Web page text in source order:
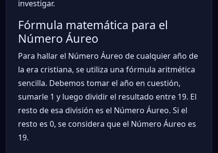
investigar.
Fórmula matemática para el
Número Áureo
Para hallar el Número Áureo de cualquier año de
la era cristiana, se utiliza una fórmula aritmética
sencilla. Debemos tomar el año en cuestión,
sumarle 1 y luego dividir el resultado entre 19. El
resto de esa división es el Número Áureo. Si el
resto es 0, se considera que el Número Áureo es
19.